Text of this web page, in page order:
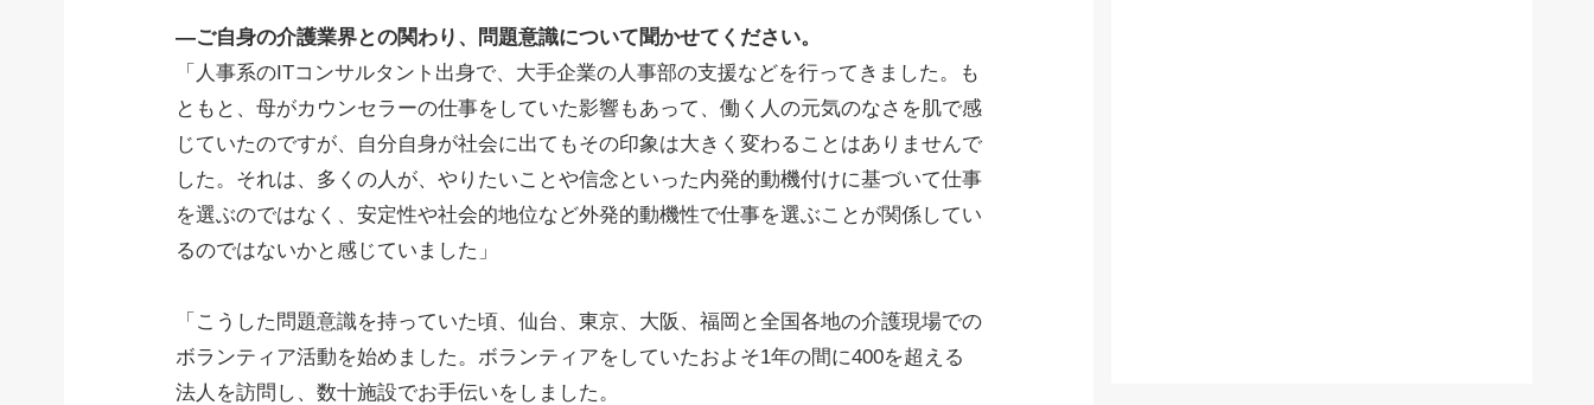
―ご自身の介護業界との関わり、問題意識について聞かせてください。
「人事系のITコンサルタント出身で、大手企業の人事部の支援などを行ってきました。も
ともと、母がカウンセラーの仕事をしていた影響もあって、働く人の元気のなさを肌で感
じていたのですが、自分自身が社会に出てもその印象は大きく変わることはありませんで
した。それは、多くの人が、やりたいことや信念といった内発的動機付けに基づいて仕事
を選ぶのではなく、安定性や社会的地位など外発的動機性で仕事を選ぶことが関係してい
るのではないかと感じていました」
「こうした問題意識を持っていた頃、仙台、東京、大阪、福岡と全国各地の介護現場での
ボランティア活動を始めました。ボランティアをしていたおよそ1年の間に400を超える
法人を訪問し、数十施設でお手伝いをしました。